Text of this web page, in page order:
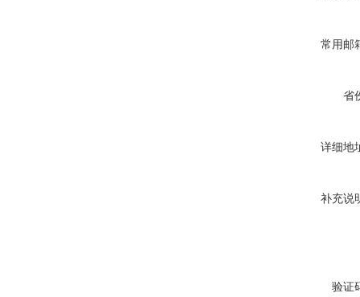
常用邮
省
详细地
补充说
验证